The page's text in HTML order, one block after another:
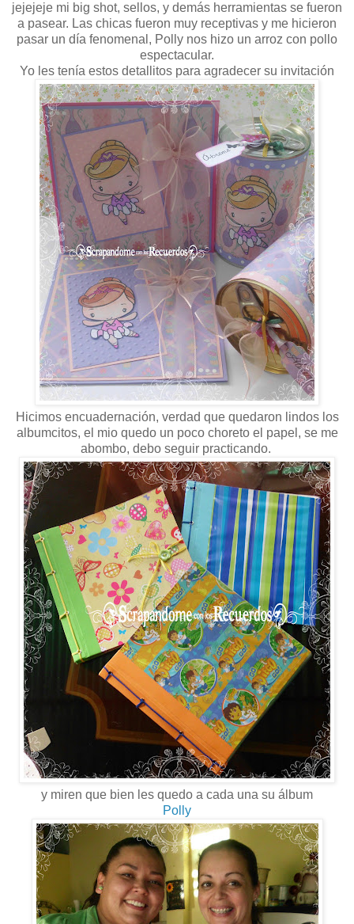
jejejeje mi big shot, sellos, y demás herramientas se fueron
a pasear. Las chicas fueron muy receptivas y me hicieron
pasar un día fenomenal, Polly nos hizo un arroz con pollo
espectacular.
Yo les tenía estos detallitos para agradecer su invitación
Hicimos encuadernación, verdad que quedaron lindos los
albumcitos, el mio quedo un poco choreto el papel, se me
abombo, debo seguir practicando.
y miren que bien les quedo a cada una su álbum
Polly